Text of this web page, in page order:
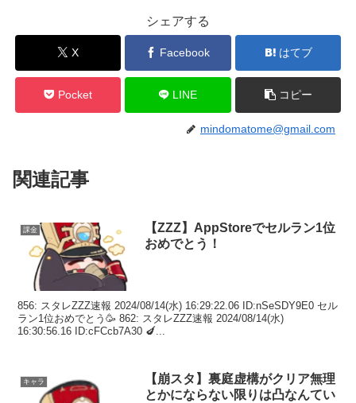
シェアする
X Facebook はてブ
Pocket LINE コピー
mindomatome@gmail.com
関連記事
課金
【ZZZ】AppStoreでセルラン1位
おめでとう！
856: スタレZZZ速報 2024/08/14(水) 16:29:22.06 ID:nSeSDY9E0 セル
ラン1位おめでとう🥳 862: スタレZZZ速報 2024/08/14(水)
16:30:56.16 ID:cFCcb7A30 🍆...
キャラ
【崩スタ】裏庭虚構がクリア無理
とかにならない限りは凸なんてい